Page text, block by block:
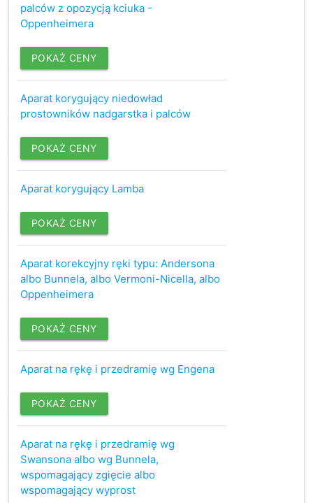
palców z opozycją kciuka -
Oppenheimera
POKAŻ CENY
Aparat korygujący niedowład
prostowników nadgarstka i palców
POKAŻ CENY
Aparat korygujący Lamba
POKAŻ CENY
Aparat korekcyjny ręki typu: Andersona
albo Bunnela, albo Vermoni-Nicella, albo
Oppenheimera
POKAŻ CENY
Aparat na rękę i przedramię wg Engena
POKAŻ CENY
Aparat na rękę i przedramię wg
Swansona albo wg Bunnela,
wspomagający zgięcie albo
wspomagający wyprost